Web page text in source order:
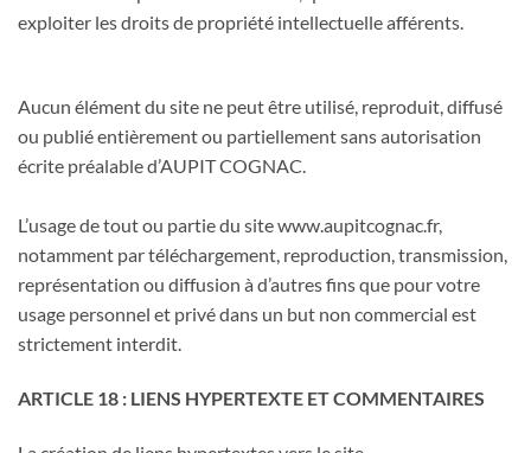
exploiter les droits de propriété intellectuelle afférents.
Aucun élément du site ne peut être utilisé, reproduit, diffusé
ou publié entièrement ou partiellement sans autorisation
écrite préalable d’AUPIT COGNAC.
L’usage de tout ou partie du site www.aupitcognac.fr,
notamment par téléchargement, reproduction, transmission,
représentation ou diffusion à d’autres fins que pour votre
usage personnel et privé dans un but non commercial est
strictement interdit.
ARTICLE 18 : LIENS HYPERTEXTE ET COMMENTAIRES